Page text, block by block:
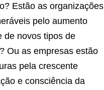
Estão as organizações
pelo aumento
de novos tipos de
Ou as empresas estão
pela crescente
e consciência da